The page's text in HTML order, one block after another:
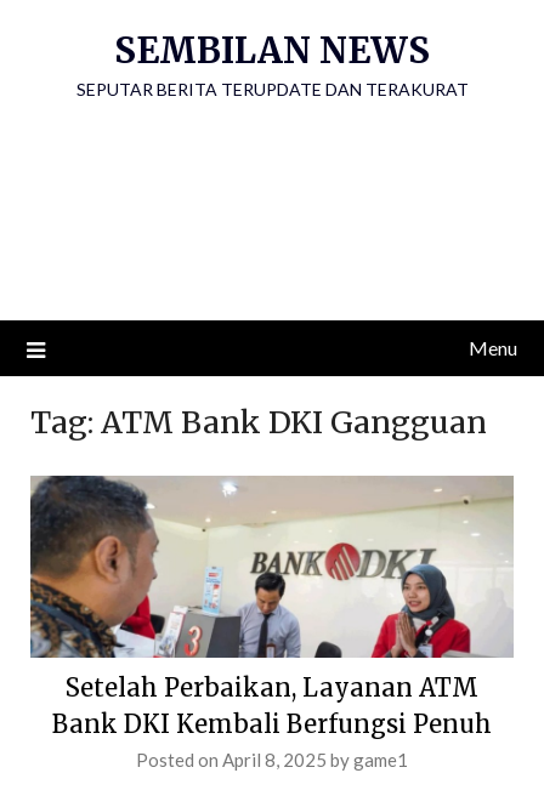
SEMBILAN NEWS
SEPUTAR BERITA TERUPDATE DAN TERAKURAT
Menu
Tag: ATM Bank DKI Gangguan
Setelah Perbaikan, Layanan ATM
Bank DKI Kembali Berfungsi Penuh
Posted on April 8, 2025 bygame1